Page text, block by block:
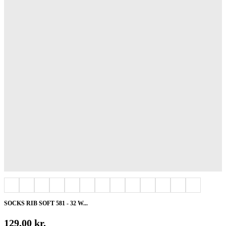
SOCKS RIB SOFT 581 - 32 W...
129,00 kr.